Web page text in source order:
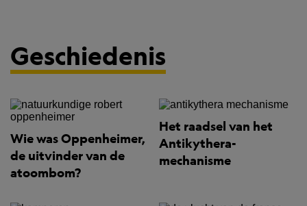
Geschiedenis
Wie was Oppenheimer,
de uitvinder van de
atoombom?
Het raadsel van het
Antikythera-
mechanisme